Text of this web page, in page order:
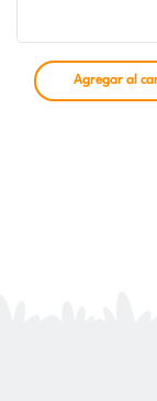
Agregar al